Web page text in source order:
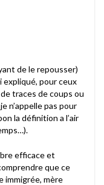
de le repousser)
expliqué, pour ceux
de traces de coups ou
n’appelle pas pour
la définition a l’air
efficace et
que ce
immigrée, mère